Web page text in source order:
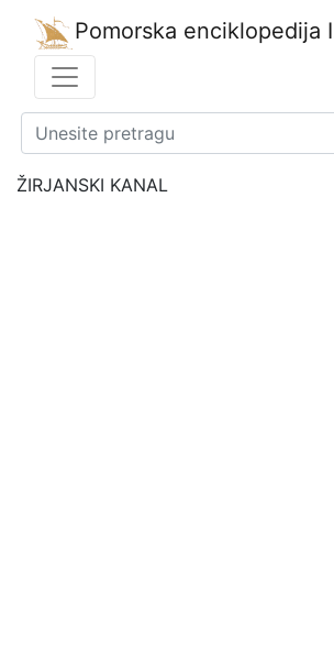
Pomorska enciklopedija
ŽIRJANSKI KANAL